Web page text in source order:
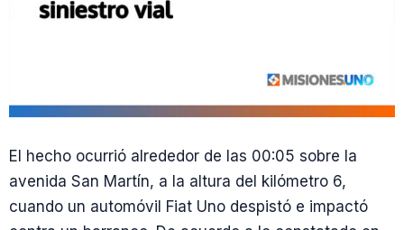
El hecho ocurrió alrededor de las 00:05 sobre la
avenida San Martín, a la altura del kilómetro 6,
cuando un automóvil Fiat Uno despistó e impactó